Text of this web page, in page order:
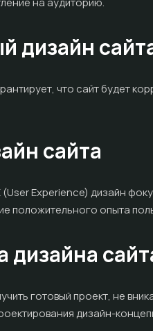
дизайн
что сайт будет
сайта
Experience) дизайн
положительного опыта
дизайна
готовый проект, не
дизайн-